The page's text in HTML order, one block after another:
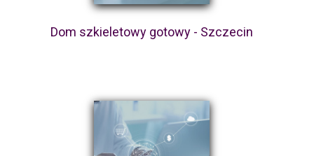
Dom szkieletowy gotowy - Szczecin